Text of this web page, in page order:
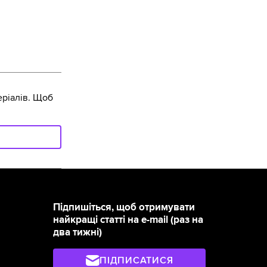
Щоб
Підпишіться, щоб отримувати
найкращі статті на e-mail (раз на
два тижні)
ПІДПИСАТИСЯ